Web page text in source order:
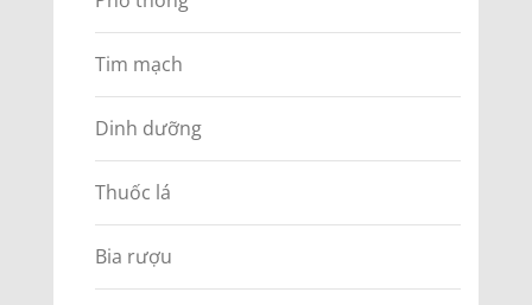
Tim mạch
Dinh dưỡng
Thuốc lá
Bia rượu